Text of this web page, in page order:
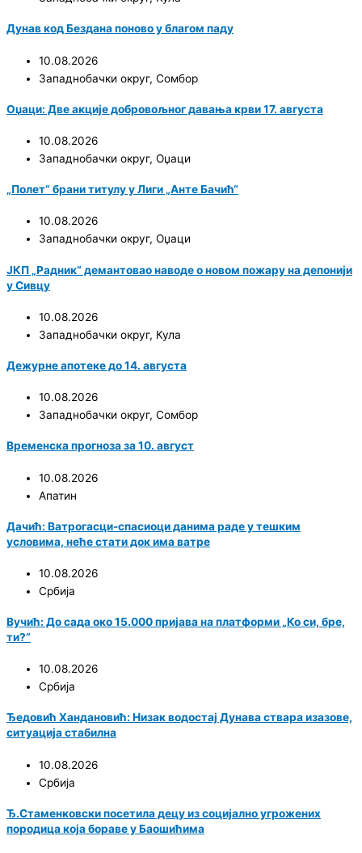
Дунав код Бездана поново у благом паду
10.08.2026
Западнобачки округ, Сомбор
Оџаци: Две акције добровољног давања крви 17. августа
10.08.2026
Западнобачки округ, Оџаци
„Полет“ брани титулу у Лиги „Анте Бачић“
10.08.2026
Западнобачки округ, Оџаци
ЈКП „Радник“ демантовао наводе о новом пожару на депонији
у Сивцу
10.08.2026
Западнобачки округ, Кула
Дежурне апотеке до 14. августа
10.08.2026
Западнобачки округ, Сомбор
Временска прогноза за 10. август
10.08.2026
Апатин
Дачић: Ватрoгасци-спасиоци данима раде у тешким
условима, неће стати док има ватре
10.08.2026
Србија
Вучић: До сада око 15.000 пријава на платформи „Ко си, бре,
ти?“
10.08.2026
Србија
Ђедовић Хандановић: Низак водостај Дунава ствара изазове,
ситуација стабилна
10.08.2026
Србија
Ђ.Стаменковски посетила децу из социјално угрожених
породица која бораве у Баошићима